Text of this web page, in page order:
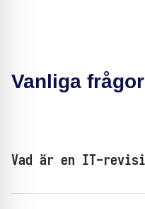
Vanliga frågor
Vad är en IT-